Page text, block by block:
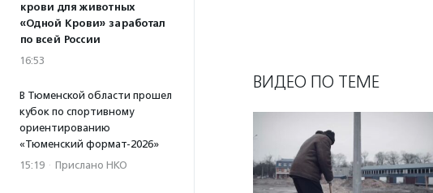
крови для животных
«Одной Крови» заработал
по всей России
16:53
В Тюменской области прошел
кубок по спортивному
ориентированию
«Тюменский формат-2026»
15:19 · Прислано НКО
ВИДЕО ПО ТЕМЕ